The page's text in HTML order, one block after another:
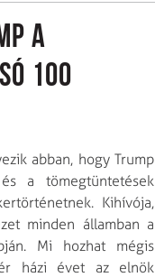
a
100
abban, hogy Trump
a tömegtüntetések
Kihívója,
minden államban a
Mi hozhat mégis
házi évet az elnök